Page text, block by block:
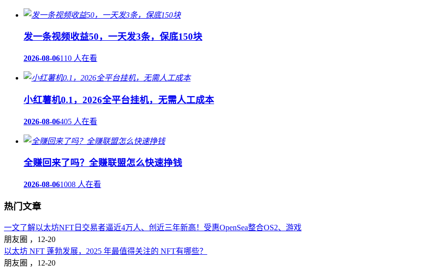
发一条视频收益50，一天发3条，保底150块
2026-08-06110 人在看
小红薯机0.1，2026全平台挂机，无需人工成本
2026-08-06405 人在看
全赚回来了吗？全赚联盟怎么快速挣钱
2026-08-061008 人在看
热门文章
一文了解以太坊NFT日交易者逼近4万人、创近三年新高！受惠OpenSea整合OS2、游戏
朋友圈 ， 12-20
以太坊 NFT 蓬勃发展，2025 年最值得关注的 NFT有哪些？
朋友圈 ， 12-20